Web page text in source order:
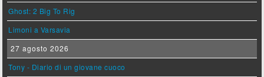
Ghost: 2 Big To Rig
Limoni a Varsavia
27 agosto 2026
Tony - Diario di un giovane cuoco